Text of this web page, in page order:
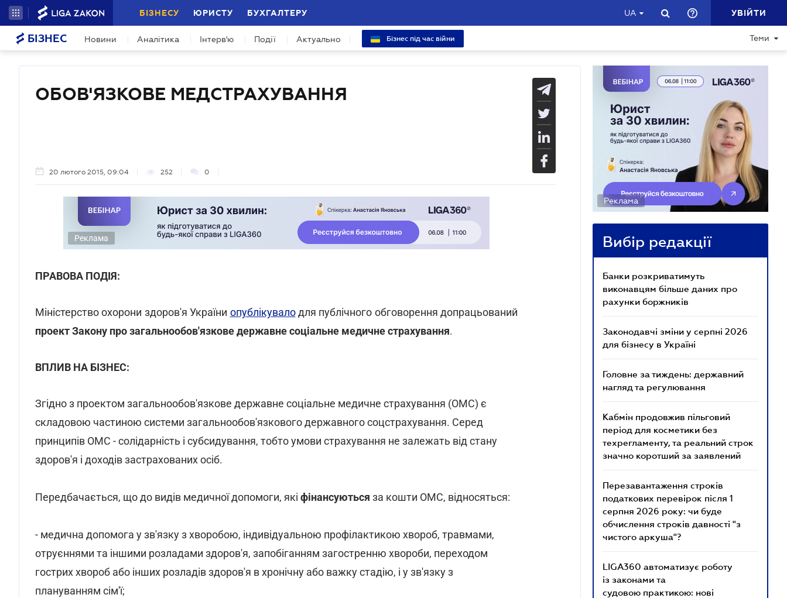
БІЗНЕСУ ЮРИСТУ БУХГАЛТЕРУ UA УВІЙТИ
БІЗНЕС Новини Аналітика Інтерв'ю Події Актуально Бізнес під час війни Теми
ОБОВ'ЯЗКОВЕ МЕДСТРАХУВАННЯ
20 лютого 2015, 09:04 252 0
Реклама
ПРАВОВА ПОДІЯ:
Міністерство охорони здоров'я України опублікувалодля публічного обговорення допрацьований
проект Закону про загальнообов'язкове державне соціальне медичне страхування.
ВПЛИВ НА БІЗНЕС:
Згідно з проектом загальнообов'язкове державне соціальне медичне страхування (ОМС) є
складовою частиною системи загальнообов'язкового державного соцстрахування. Серед
принципів ОМС - солідарність і субсидування, тобто умови страхування не залежать від стану
здоров'я і доходів застрахованих осіб.
Передбачається, що до видів медичної допомоги, які фінансуються за кошти ОМС, відносяться:
- медична допомога у зв'язку з хворобою, індивідуальною профілактикою хвороб, травмами,
отруєннями та іншими розладами здоров'я, запобіганням загостренню хвороби, переходом
гострих хвороб або інших розладів здоров'я в хронічну або важку стадію, і у зв'язку з
плануванням сім'ї;
Реклама
Вибір редакції
Банки розкриватимуть
виконавцям більше даних про
рахунки боржників
Законодавчі зміни у серпні 2026
для бізнесу в Україні
Головне за тиждень: державний
нагляд та регулювання
Кабмін продовжив пільговий
період для косметики без
техрегламенту, та реальний строк
значно коротший за заявлений
Перезавантаження строків
податкових перевірок після 1
серпня 2026 року: чи буде
обчислення строків давності "з
чистого аркуша"?
LIGA360 автоматизує роботу
із законами та
судовою практикою: нові